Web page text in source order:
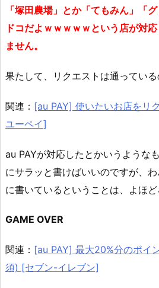
「塚田農場」とか「てもみん」「
ドコだよｗｗｗｗｗという店が対
ません。
果たして、リクエストは通っている
関連： [au PAY] 使いたいお店をリ
ユーペイ]
au PAYが対応したとかいうようなも
にサラッと書けばいいのですが、
に書いているということは、よほ
GAME OVER
関連： [au PAY] 最大20%分のポイ
須) [セブン-イレブン]